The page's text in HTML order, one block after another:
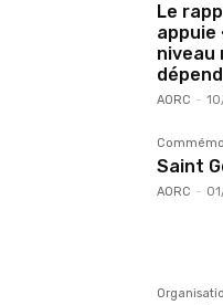
Le
appuie
niveau
AORC -
Saint
AORC -